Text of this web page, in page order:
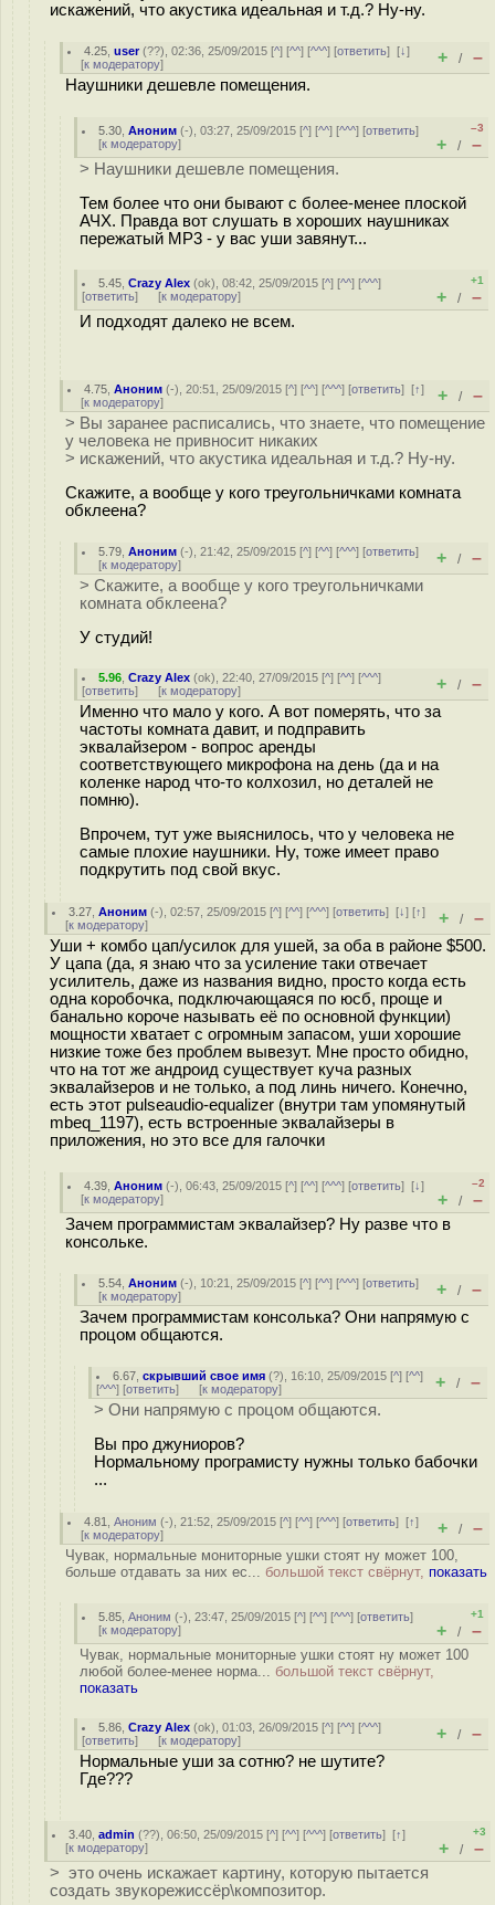
искажений, что акустика идеальная и т.д.? Ну-ну.
4.25 ,user(??), 02:36, 25/09/2015 [^] [^^] [^^^] [ответить][↓]
[к модератору] + / –
Наушники дешевле помещения.
5.30 ,Аноним (-), 03:27, 25/09/2015 [^] [^^] [^^^] [ответить]
[к модератору]
–3
+ / –
> Наушники дешевле помещения.
Тем более что они бывают с более-менее плоской
АЧХ. Правда вот слушать в хороших наушниках
пережатый MP3 - у вас уши завянут...
5.45 ,Crazy Alex (ok), 08:42, 25/09/2015 [^] [^^] [^^^]
[ответить] [к модератору]
+1
+ / –
И подходят далеко не всем.
4.75 ,Аноним (-), 20:51, 25/09/2015 [^] [^^] [^^^] [ответить][↑]
[к модератору] + / –
> Вы заранее расписались, что знаете, что помещение
у человека не привносит никаких
> искажений, что акустика идеальная и т.д.? Ну-ну.
Скажите, а вообще у кого треугольничками комната
обклеена?
5.79 ,Аноним (-), 21:42, 25/09/2015 [^] [^^] [^^^] [ответить]
[к модератору] + / –
> Скажите, а вообще у кого треугольничками
комната обклеена?
У студий!
5.96 ,Crazy Alex (ok), 22:40, 27/09/2015 [^] [^^] [^^^]
[ответить] [к модератору] + / –
Именно что мало у кого. А вот померять, что за
частоты комната давит, и подправить
эквалайзером - вопрос аренды
соответствующего микрофона на день (да и на
коленке народ что-то колхозил, но деталей не
помню).
Впрочем, тут уже выяснилось, что у человека не
самые плохие наушники. Ну, тоже имеет право
подкрутить под свой вкус.
3.27 ,Аноним (-), 02:57, 25/09/2015 [^] [^^] [^^^] [ответить][↓] [↑]
[к модератору] + / –
Уши + комбо цап/усилок для ушей, за оба в районе $500.
У цапа (да, я знаю что за усиление таки отвечает
усилитель, даже из названия видно, просто когда есть
одна коробочка, подключающаяся по юсб, проще и
банально короче называть её по основной функции)
мощности хватает с огромным запасом, уши хорошие
низкие тоже без проблем вывезут. Мне просто обидно,
что на тот же андроид существует куча разных
эквалайзеров и не только, а под линь ничего. Конечно,
есть этот pulseaudio-equalizer (внутри там упомянутый
mbeq_1197), есть встроенные эквалайзеры в
приложения, но это все для галочки
4.39 ,Аноним (-), 06:43, 25/09/2015 [^] [^^] [^^^] [ответить][↓]
[к модератору]
–2
+ / –
Зачем программистам эквалайзер? Ну разве что в
консольке.
5.54 ,Аноним (-), 10:21, 25/09/2015 [^] [^^] [^^^] [ответить]
[к модератору] + / –
Зачем программистам консолька? Они напрямую с
процом общаются.
6.67 ,скрывший свое имя (?), 16:10, 25/09/2015 [^] [^^]
[^^^] [ответить] [к модератору] + / –
> Они напрямую с процом общаются.
Вы про джуниоров?
Нормальному програмисту нужны только бабочки
...
4.81 ,Аноним (-), 21:52, 25/09/2015 [^] [^^] [^^^] [ответить][↑]
[к модератору] + / –
Чувак, нормальные мониторные ушки стоят ну может 100,
больше отдавать за них ес... большой текст свёрнут, показать
5.85 ,Аноним (-), 23:47, 25/09/2015 [^] [^^] [^^^] [ответить]
[к модератору]
+1
+ / –
Чувак, нормальные мониторные ушки стоят ну может 100
любой более-менее норма... большой текст свёрнут,
показать
5.86 ,Crazy Alex (ok), 01:03, 26/09/2015 [^] [^^] [^^^]
[ответить] [к модератору] + / –
Нормальные уши за сотню? не шутите?
Где???
3.40 ,admin (??), 06:50, 25/09/2015 [^] [^^] [^^^] [ответить][↑]
[к модератору]
+3
+ / –
> это очень искажает картину, которую пытается
создать звукорежиссёр\композитор.